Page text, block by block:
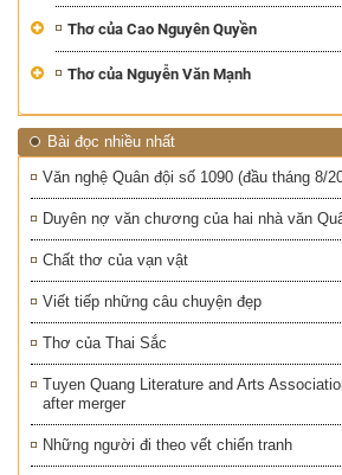
Thơ của Cao Nguyên Quyền
Thơ của Nguyễn Văn Mạnh
Bài đọc nhiều nhất
Văn nghệ Quân đội số 1090 (đầu tháng 8/
Duyên nợ văn chương của hai nhà văn
Chất thơ của vạn vật
Viết tiếp những câu chuyện đẹp
Thơ của Thai Sắc
Tuyen Quang Literature and Arts
after merger
Những người đi theo vết chiến tranh